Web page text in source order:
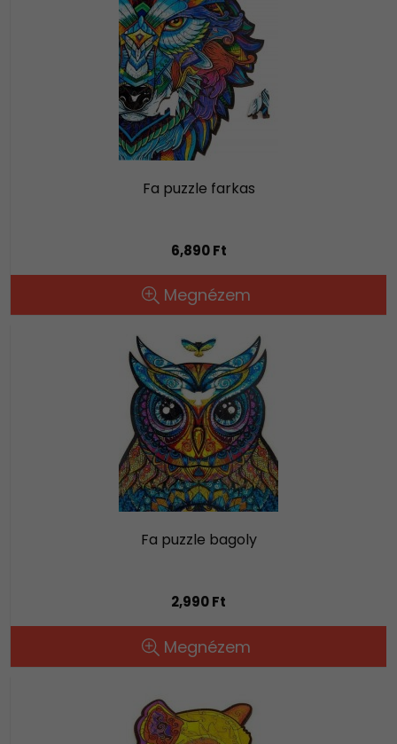
Fa puzzle farkas
6,890 Ft
Megnézem
Fa puzzle bagoly
2,990 Ft
Megnézem